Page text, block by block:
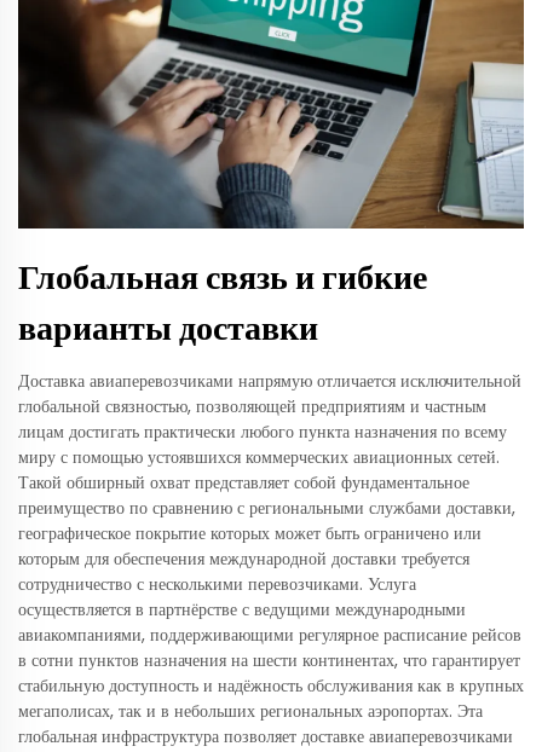
Глобальная связь и гибкие
варианты доставки
Доставка авиаперевозчиками напрямую отличается исключительной
глобальной связностью, позволяющей предприятиям и частным
лицам достигать практически любого пункта назначения по всему
миру с помощью устоявшихся коммерческих авиационных сетей.
Такой обширный охват представляет собой фундаментальное
преимущество по сравнению с региональными службами доставки,
географическое покрытие которых может быть ограничено или
которым для обеспечения международной доставки требуется
сотрудничество с несколькими перевозчиками. Услуга
осуществляется в партнёрстве с ведущими международными
авиакомпаниями, поддерживающими регулярное расписание рейсов
в сотни пунктов назначения на шести континентах, что гарантирует
стабильную доступность и надёжность обслуживания как в крупных
мегаполисах, так и в небольших региональных аэропортах. Эта
глобальная инфраструктура позволяет доставке авиаперевозчиками